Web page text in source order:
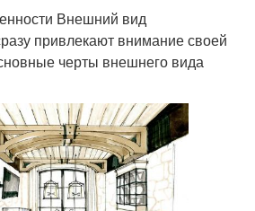
Внешний вид
привлекают внимание своей
черты внешнего вида